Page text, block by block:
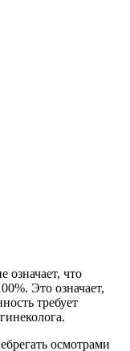
означает, что
Это означает,
требует
осмотрами